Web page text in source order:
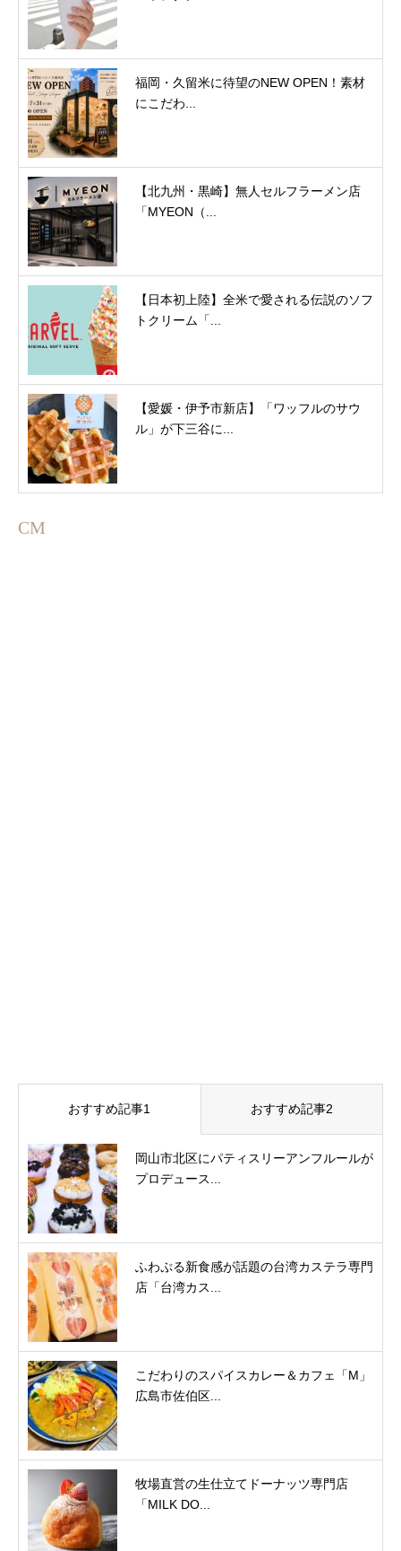
福岡・久留米に待望のNEW OPEN！素材
にこだわ...
【北九州・黒崎】無人セルフラーメン店
「MYEON（...
【日本初上陸】全米で愛される伝説のソフ
トクリーム「...
【愛媛・伊予市新店】「ワッフルのサウ
ル」が下三谷に...
CM
おすすめ記事1 おすすめ記事2
岡山市北区にパティスリーアンフルールが
プロデュース...
ふわぷる新食感が話題の台湾カステラ専門
店「台湾カス...
こだわりのスパイスカレー＆カフェ「M」
広島市佐伯区...
牧場直営の生仕立てドーナッツ専門店
「MILK DO...